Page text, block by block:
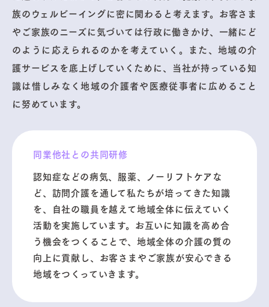
族のウェルビーイングに密に関わると考えます。お客さま
やご家族のニーズに気づいては行政に働きかけ、一緒にど
のように応えられるのかを考えていく。また、地域の介
護サービスを底上げしていくために、当社が持っている知
識は惜しみなく地域の介護者や医療従事者に広めること
に努めています。
同業他社との共同研修
認知症などの病気、服薬、ノーリフトケアな
ど、訪問介護を通して私たちが培ってきた知識
を、自社の職員を越えて地域全体に伝えていく
活動を実施しています。お互いに知識を高め合
う機会をつくることで、地域全体の介護の質の
向上に貢献し、お客さまやご家族が安心できる
地域をつくっていきます。